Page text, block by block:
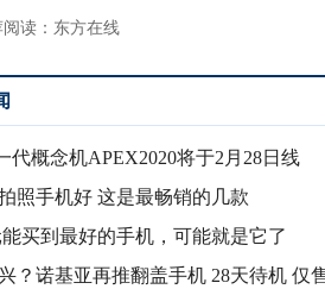
读： 东方在线
代概念机APEX2020将于2月28日线
照手机好 这是最畅销的几款
能买到最好的手机，可能就是它了
？诺基亚再推翻盖手机 28天待机 仅